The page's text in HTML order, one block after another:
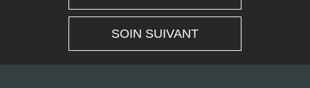
SOIN SUIVANT